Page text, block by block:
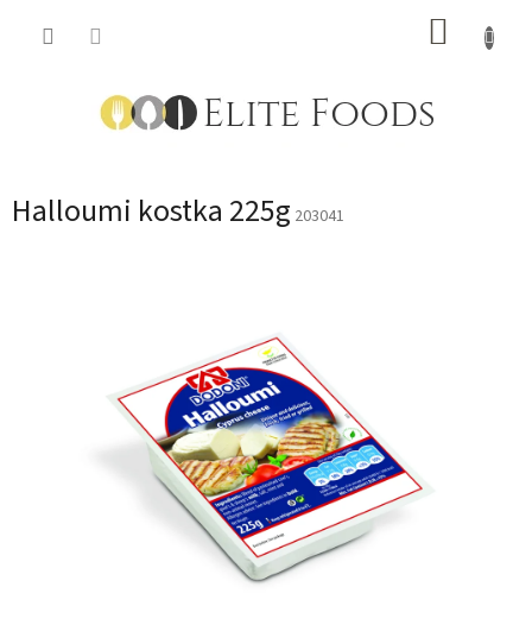
Halloumi kostka 225g 203041